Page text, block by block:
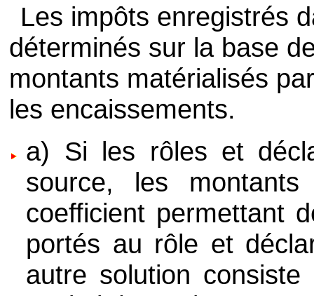
Les impôts enregistrés
déterminés sur la base
montants matérialisés
les encaissements.
a) Si les rôles et
source, les
coefficient permettant
portés au rôle et
autre solution